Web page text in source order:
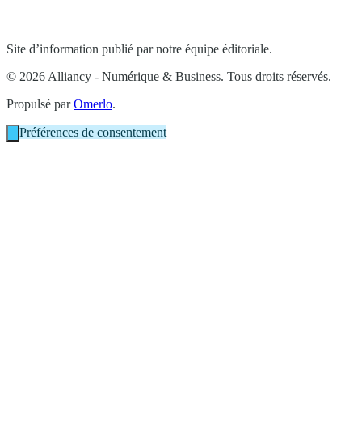
Site d’information publié par notre équipe éditoriale.
© 2026 Alliancy - Numérique & Business. Tous droits réservés.
Propulsé parOmerlo.
Préférences de consentement